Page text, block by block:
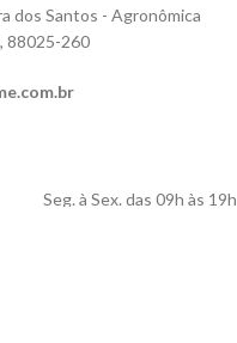
dos Santos - Agronômica
88025-260
Seg. à Sex. das 09h às 19h